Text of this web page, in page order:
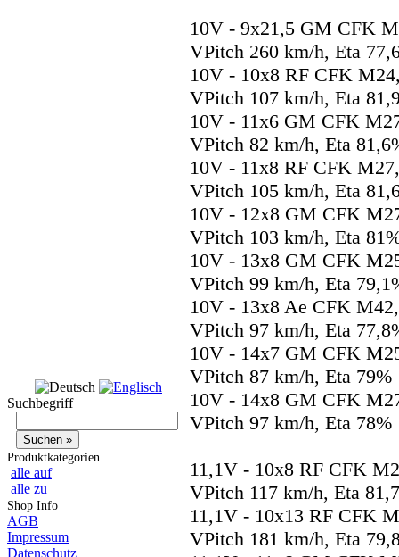
Suchbegriff
Produktkategorien
alle auf
alle zu
Shop Info
AGB
Impressum
Datenschutz
10V - 9x21,5 GM CFK
VPitch 260 km/h, Eta
10V - 10x8 RF CFK
VPitch 107 km/h, Eta
10V - 11x6 GM CFK
VPitch 82 km/h, Eta
10V - 11x8 RF CFK
VPitch 105 km/h, Eta
10V - 12x8 GM CFK
VPitch 103 km/h, Eta
10V - 13x8 GM CFK
VPitch 99 km/h, Eta
10V - 13x8 Ae CFK
VPitch 97 km/h, Eta
10V - 14x7 GM CFK
VPitch 87 km/h, Eta 79%
10V - 14x8 GM CFK
VPitch 97 km/h, Eta 78%
11,1V - 10x8 RF CFK
VPitch 117 km/h, Eta
11,1V - 10x13 RF CFK
VPitch 181 km/h, Eta